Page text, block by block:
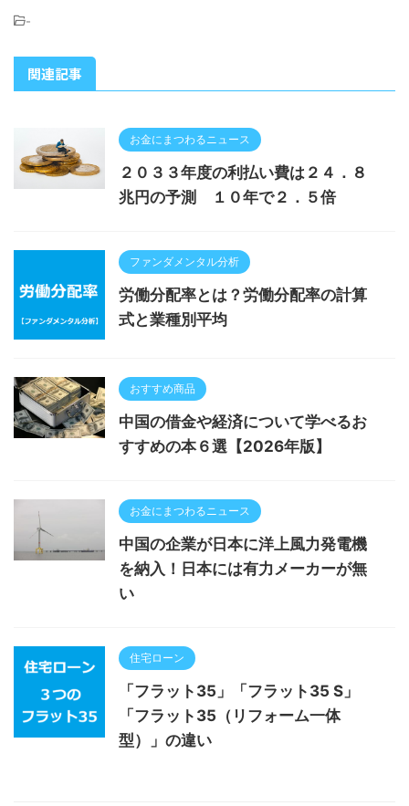
-
関連記事
お金にまつわるニュース
２０３３年度の利払い費は２４．８
兆円の予測 １０年で２．５倍
ファンダメンタル分析
労働分配率とは？労働分配率の計算
式と業種別平均
おすすめ商品
中国の借金や経済について学べるお
すすめの本６選【2026年版】
お金にまつわるニュース
中国の企業が日本に洋上風力発電機
を納入！日本には有力メーカーが無
い
住宅ローン
「フラット35」「フラット35 S」
「フラット35（リフォーム一体
型）」の違い